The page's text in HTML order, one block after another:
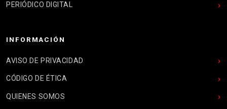
PERIÓDICO DIGITAL
INFORMACIÓN
AVISO DE PRIVACIDAD
CÓDIGO DE ÉTICA
QUIENES SOMOS